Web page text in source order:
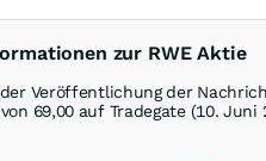
zur RWE Aktie
Veröffentlichung der
69,00 auf Tradegate (10. Juni